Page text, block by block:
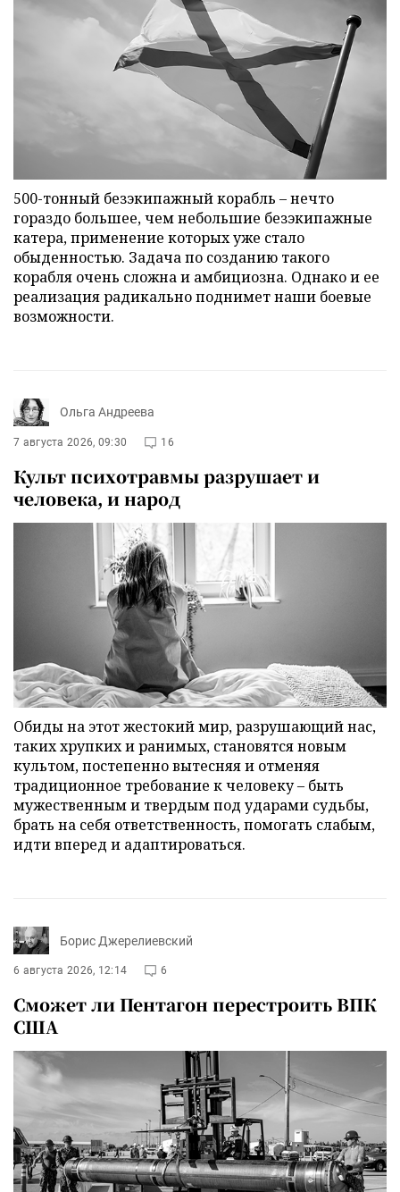
500-тонный безэкипажный корабль – нечто
гораздо большее, чем небольшие безэкипажные
катера, применение которых уже стало
обыденностью. Задача по созданию такого
корабля очень сложна и амбициозна. Однако и ее
реализация радикально поднимет наши боевые
возможности.
Ольга Андреева
7 августа 2026, 09:30 16
Культ психотравмы разрушает и
человека, и народ
Обиды на этот жестокий мир, разрушающий нас,
таких хрупких и ранимых, становятся новым
культом, постепенно вытесняя и отменяя
традиционное требование к человеку – быть
мужественным и твердым под ударами судьбы,
брать на себя ответственность, помогать слабым,
идти вперед и адаптироваться.
Борис Джерелиевский
6 августа 2026, 12:14 6
Сможет ли Пентагон перестроить ВПК
США